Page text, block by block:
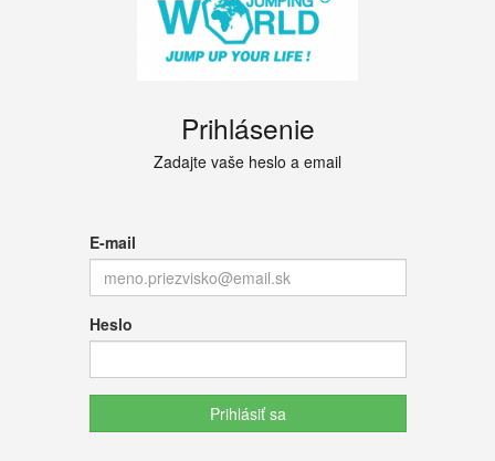
Prihlásenie
Zadajte vaše heslo a email
E-mail
Heslo
Prihlásiť sa